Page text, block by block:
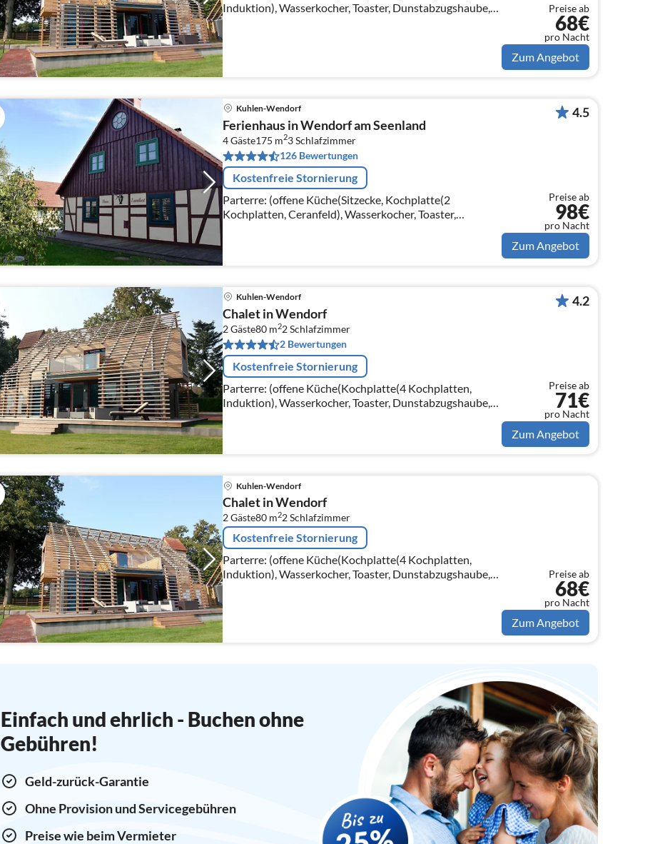
Induktion), Wasserkocher, Toaster, Dunstabzugshaube,
Kaffeemaschine(Filter), Backofen, Mikrowelle,
Kühlschrank)
Preise ab
68€
pro Nacht
Zum Angebot
Kuhlen-Wendorf
Ferienhaus in Wendorf am Seenland
4 Gäste175 m23Schlafzimmer
126 Bewertungen
Kostenfreie Stornierung
Parterre: (offene Küche(Sitzecke, Kochplatte(2
Kochplatten, Ceranfeld), Wasserkocher, Toaster,
4.5
Preise ab
98€
pro Nacht
Zum Angebot
Kuhlen-Wendorf
Chalet in Wendorf
2 Gäste80 m22Schlafzimmer
2 Bewertungen
Kostenfreie Stornierung
Parterre: (offene Küche(Kochplatte(4 Kochplatten,
Induktion), Wasserkocher, Toaster, Dunstabzugshaube,
Kaffeemaschine(Filter), Backofen, Mikrowelle,
Kühlschrank)
4.2
Preise ab
71€
pro Nacht
Zum Angebot
Kuhlen-Wendorf
Chalet in Wendorf
2 Gäste80 m22Schlafzimmer
Kostenfreie Stornierung
Parterre: (offene Küche(Kochplatte(4 Kochplatten,
Induktion), Wasserkocher, Toaster, Dunstabzugshaube,
Kaffeemaschine(Filter), Backofen, Mikrowelle,
Kühlschrank)
Preise ab
68€
pro Nacht
Zum Angebot
Einfach und ehrlich - Buchen ohne
Gebühren!
Geld-zurück-Garantie
Ohne Provision und Servicegebühren
Preise wie beim Vermieter